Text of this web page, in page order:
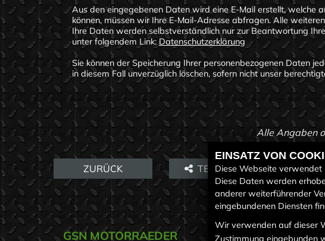
Aus den eingegebenen Daten wird eine E-Mail erstellt, welche
können, müssen wir Ihre E-Mail-Adresse abfragen. Alle
Ihre Daten werden selbstverständlich nur zur Beantwortung
unter folgendem Link:Datenschutzerklärung
Sie können der Speicherung Ihrer personenbezogenen Daten
in diesem Fall unverzüglich löschen, sofern nicht unser
Alle Angaben
ZURÜCK TEILEN
GSN MOTORRAEDER LINKS
EINSATZ VON
Diese Webseite verwendet
Diese Daten werden
anderer weiterführender
eingebundenen Diensten
Wir verwenden auf dieser
Zustimmung eingebunden